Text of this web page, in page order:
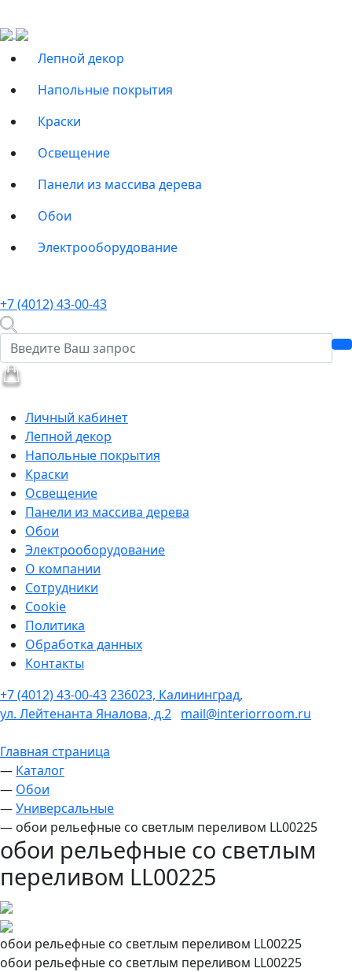
Лепной декор
Напольные покрытия
Краски
Освещение
Панели из массива дерева
Обои
Электрооборудование
+7 (4012) 43-00-43
Личный кабинет
Лепной декор
Напольные покрытия
Краски
Освещение
Панели из массива дерева
Обои
Электрооборудование
О компании
Сотрудники
Cookie
Политика
Обработка данных
Контакты
+7 (4012) 43-00-43236023, Калининград,
ул. Лейтенанта Яналова, д.2 mail@interiorroom.ru
Главная страница
— Каталог
— Обои
—Универсальные
— обои рельефные со светлым переливом LL00225
обои рельефные со светлым
переливом LL00225
обои рельефные со светлым переливом LL00225
обои рельефные со светлым переливом LL00225